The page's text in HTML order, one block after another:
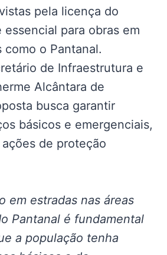
pela licença do
essencial para obras em
como o Pantanal.
de Infraestrutura e
Alcântara de
busca garantir
básicos e emergenciais,
de proteção
em estradas nas áreas
Pantanal é fundamental
a população tenha